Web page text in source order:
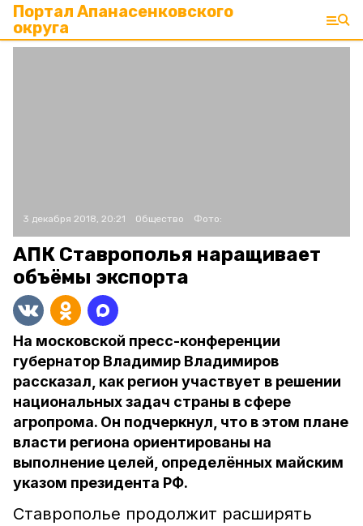
Портал Апанасенковского
округа
3 декабря 2018, 20:21 Общество Фото:
АПК Ставрополья наращивает
объёмы экспорта
На московской пресс-конференции
губернатор Владимир Владимиров
рассказал, как регион участвует в решении
национальных задач страны в сфере
агропрома. Он подчеркнул, что в этом плане
власти региона ориентированы на
выполнение целей, определённых майским
указом президента РФ.
Ставрополье продолжит расширять